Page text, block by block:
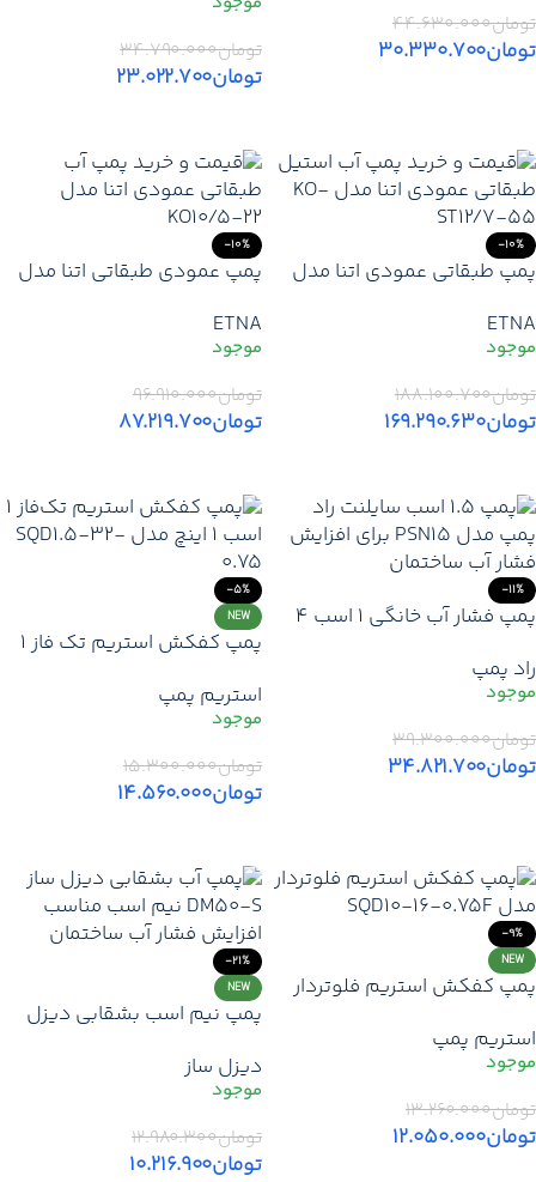
تومان۴۴.۶۳۰.۰۰۰
تومان۳۰.۳۳۰.۷۰۰ تومان۳۴.۷۹۰.۰۰۰
تومان۲۳.۰۲۲.۷۰۰
-10%
پمپ طبقاتی عمودی اتنا مدل
پمپ 7.4 اسب ETNA
ETNA
تومان۱۸۸.۱۰۰.۷۰۰
تومان۱۶۹.۲۹۰.۶۳۰
-10%
پمپ عمودی طبقاتی اتنا مدل
کننده + ارسال فوری
ETNA
تومان۹۶.۹۱۰.۰۰۰
تومان۸۷.۲۱۹.۷۰۰
-11%
پمپ فشار آب خانگی ۱ اسب ۴
پمپ – مدل 5SS04
راد پمپ
تومان۳۹.۳۰۰.۰۰۰
تومان۳۴.۸۲۱.۷۰۰
-5%
NEW
پمپ کفکش استریم تک فاز 1
32-0.75
استریم پمپ
تومان۱۵.۳۰۰.۰۰۰
تومان۱۴.۵۶۰.۰۰۰
-9%
NEW
پمپ کفکش استریم فلوتردار
استریم پمپ
تومان۱۳.۲۶۰.۰۰۰
تومان۱۲.۰۵۰.۰۰۰
-21%
NEW
پمپ نیم اسب بشقابی دیزل
تقویت فشار آب ساختمان +
گارانتی
دیزل ساز
تومان۱۲.۹۸۰.۳۰۰
تومان۱۰.۲۱۶.۹۰۰